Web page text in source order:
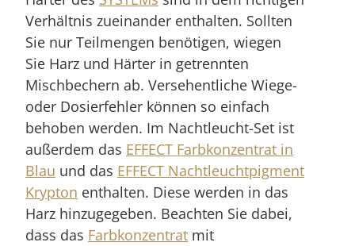
Verhältnis zueinander enthalten. Sollten
Sie nur Teilmengen benötigen, wiegen
Sie Harz und Härter in getrennten
Mischbechern ab. Versehentliche Wiege-
oder Dosierfehler können so einfach
behoben werden. Im Nachtleucht-Set ist
außerdem das EFFECT Farbkonzentrat in
Blau und das EFFECT Nachtleuchtpigment
Krypton enthalten. Diese werden in das
Harz hinzugegeben. Beachten Sie dabei,
dass das Farbkonzentrat mit